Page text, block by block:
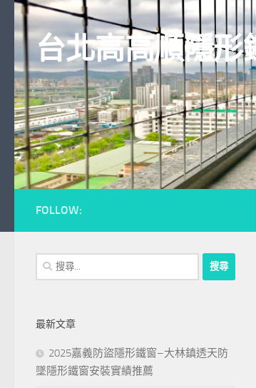
Skip to content
台北高高順隱形
FOLLOW:
搜
尋
字:
最新文章
2025嘉義防盜隱形鐵窗–大林鎮透天防
墜隱形鐵窗安裝實績推薦